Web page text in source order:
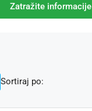
Zatražite informacije
Sortiraj po: